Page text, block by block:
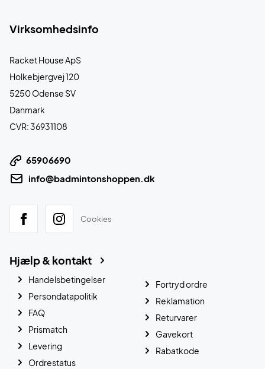
Virksomhedsinfo
Racket House ApS
Holkebjergvej 120
5250 Odense SV
Danmark
CVR: 36931108
65906690
info@badmintonshoppen.dk
Cookies
Hjælp & kontakt
Handelsbetingelser
Persondatapolitik
FAQ
Prismatch
Levering
Ordrestatus
Fortryd ordre
Reklamation
Returvarer
Gavekort
Rabatkode